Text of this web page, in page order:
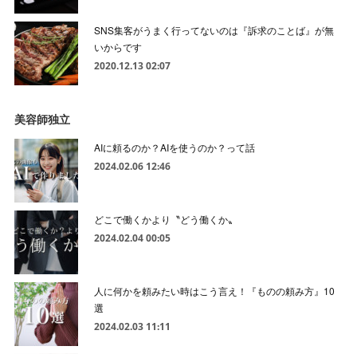
SNS集客がうまく行ってないのは『訴求のことば』が無
いからです
2020.12.13 02:07
美容師独立
AIに頼るのか？AIを使うのか？って話
2024.02.06 12:46
どこで働くかより〝どう働くか〟
2024.02.04 00:05
人に何かを頼みたい時はこう言え！『ものの頼み方』10
選
2024.02.03 11:11